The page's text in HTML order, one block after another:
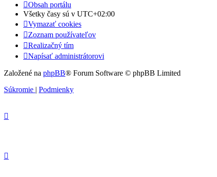
Obsah portálu
Všetky časy sú v UTC+02:00
Vymazať cookies
Zoznam používateľov
Realizačný tím
Napísať administrátorovi
Založené na phpBB® Forum Software © phpBB Limited
Súkromie | Podmienky